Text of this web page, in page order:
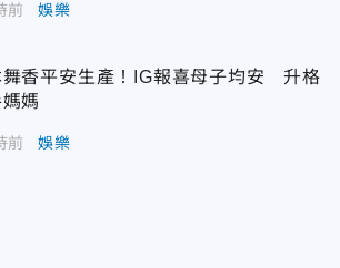
前 娛樂
舞香平安生產！IG報喜母子均安 升格
媽
前 娛樂